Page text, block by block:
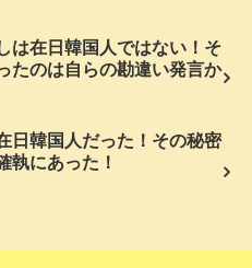
は在日韓国人ではない！そ
たのは自らの勘違い発言か
日韓国人だった！その秘密
執にあった！